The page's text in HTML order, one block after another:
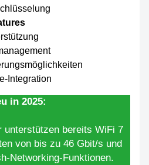
Integration
in 2025:
unterstützen bereits WiFi 7
von bis zu 46 Gbit/s und
Networking-Funktionen.